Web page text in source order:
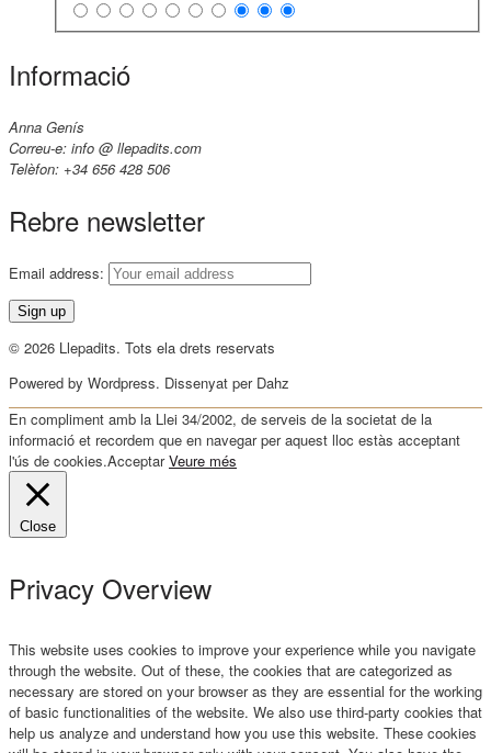
Informació
Anna Genís
Correu-e: info @ llepadits.com
Telèfon: +34 656 428 506
Rebre newsletter
Email address:
© 2026 Llepadits. Tots ela drets reservats
Powered by Wordpress. Dissenyat per Dahz
En compliment amb la Llei 34/2002, de serveis de la societat de la
informació et recordem que en navegar per aquest lloc estàs acceptant
l'ús de cookies.Acceptar Veure més
Close
Privacy Overview
This website uses cookies to improve your experience while you navigate
through the website. Out of these, the cookies that are categorized as
necessary are stored on your browser as they are essential for the working
of basic functionalities of the website. We also use third-party cookies that
help us analyze and understand how you use this website. These cookies